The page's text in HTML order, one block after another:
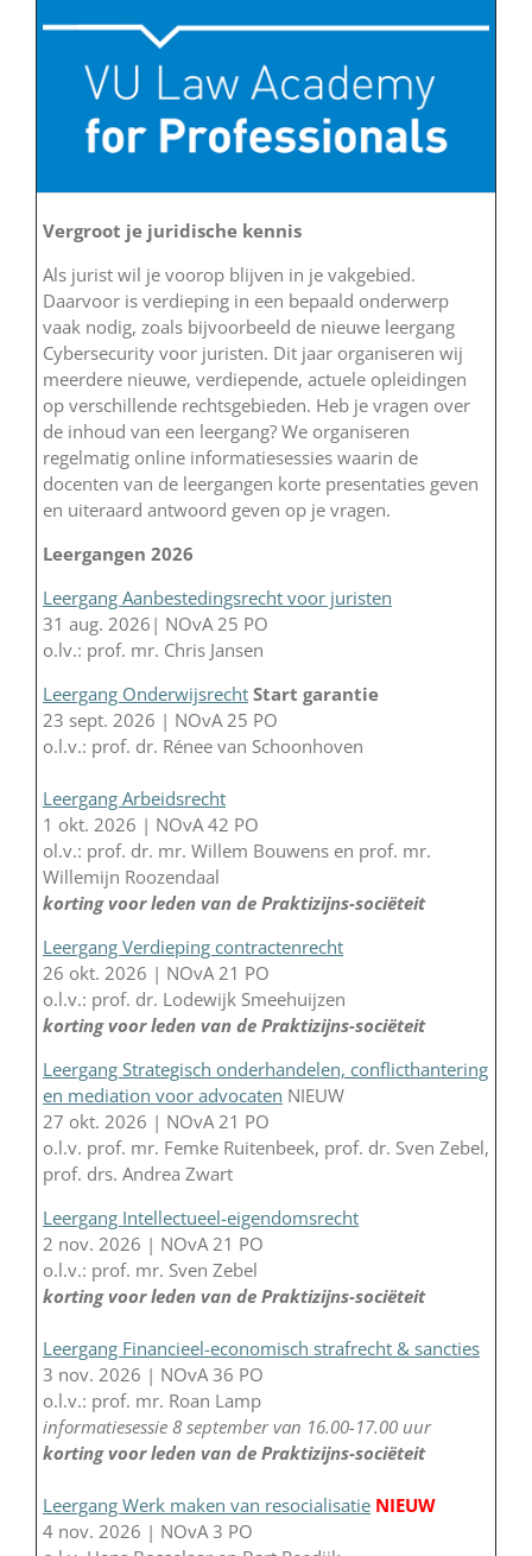
Vergroot je juridische kennis
Als jurist wil je voorop blijven in je vakgebied.
Daarvoor is verdieping in een bepaald onderwerp
vaak nodig, zoals bijvoorbeeld de nieuwe leergang
Cybersecurity voor juristen. Dit jaar organiseren wij
meerdere nieuwe, verdiepende, actuele opleidingen
op verschillende rechtsgebieden. Heb je vragen over
de inhoud van een leergang? We organiseren
regelmatig online informatiesessies waarin de
docenten van de leergangen korte presentaties geven
en uiteraard antwoord geven op je vragen.
Leergangen 2026
Leergang Aanbestedingsrecht voor juristen
31 aug. 2026| NOvA 25 PO
o.lv.: prof. mr. Chris Jansen
Leergang Onderwijsrecht Start garantie
23 sept. 2026 | NOvA 25 PO
o.l.v.: prof. dr. Rénee van Schoonhoven
Leergang Arbeidsrecht
1 okt. 2026 | NOvA 42 PO
ol.v.: prof. dr. mr. Willem Bouwens en prof. mr.
Willemijn Roozendaal
korting voor leden van de Praktizijns-sociëteit
Leergang Verdieping contractenrecht
26 okt. 2026 | NOvA 21 PO
o.l.v.: prof. dr. Lodewijk Smeehuijzen
korting voor leden van de Praktizijns-sociëteit
Leergang Strategisch onderhandelen, conflicthantering
en mediation voor advocaten NIEUW
27 okt. 2026 | NOvA 21 PO
o.l.v. prof. mr. Femke Ruitenbeek, prof. dr. Sven Zebel,
prof. drs. Andrea Zwart
Leergang Intellectueel-eigendomsrecht
2 nov. 2026 | NOvA 21 PO
o.l.v.: prof. mr. Sven Zebel
korting voor leden van de Praktizijns-sociëteit
Leergang Financieel-economisch strafrecht & sancties
3 nov. 2026 | NOvA 36 PO
o.l.v.: prof. mr. Roan Lamp
informatiesessie 8 september van 16.00-17.00 uur
korting voor leden van de Praktizijns-sociëteit
Leergang Werk maken van resocialisatie NIEUW
4 nov. 2026 | NOvA 3 PO